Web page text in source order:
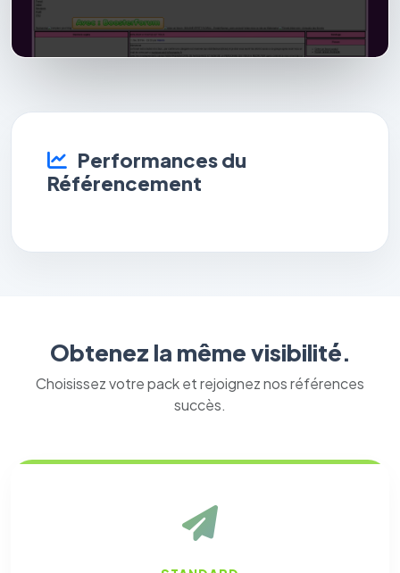
Performances du
Référencement
Obtenez la même visibilité.
Choisissez votre pack et rejoignez nos références
succès.